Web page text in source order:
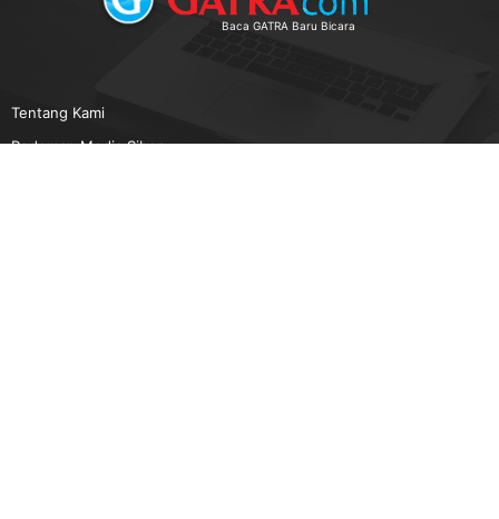
Baca GATRA Baru Bicara
Tentang Kami
Pedoman Media Siber